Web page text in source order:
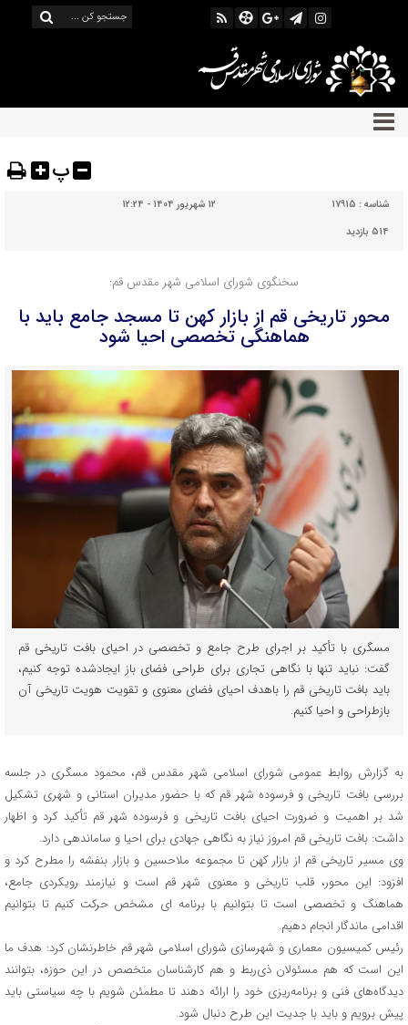
پ
شناسه : 17915
12 شهریور 1404 - 12:24
514 بازدید
سخنگوی شورای اسلامی شهر مقدس قم:
محور تاریخی قم از بازار کهن تا مسجد جامع باید با
هماهنگی تخصصی احیا شود
مسگری با تأکید بر اجرای طرح جامع و تخصصی در احیای بافت تاریخی قم
گفت: نباید تنها با نگاهی تجاری برای طراحی فضای باز ایجادشده توجه کنیم،
باید بافت تاریخی قم را باهدف احیای فضای معنوی و تقویت هویت تاریخی آن
بازطراحی و احیا کنیم.
به گزارش روابط عمومی شورای اسلامی شهر مقدس قم، محمود مسگری در جلسه
بررسی بافت تاریخی و فرسوده شهر قم که با حضور مدیران استانی و شهری تشکیل
شد بر اهمیت و ضرورت احیای بافت تاریخی و فرسوده شهر قم تأکید کرد و اظهار
داشت: بافت تاریخی قم امروز نیاز به نگاهی جهادی برای احیا و ساماندهی دارد.
وی مسیر تاریخی قم از بازار کهن تا مجموعه ملاحسین و بازار بنفشه را مطرح کرد و
افزود: این محور، قلب تاریخی و معنوی شهر قم است و نیازمند رویکردی جامع،
هماهنگ و تخصصی است تا بتوانیم با برنامه ای مشخص حرکت کنیم تا بتوانیم
اقدامی ماندگار انجام دهیم.
رئیس کمیسیون معماری و شهرسازی شورای اسلامی شهر قم خاطرنشان کرد: هدف ما
این است که هم مسئولان ذی‌ربط و هم کارشناسان متخصص در این حوزه، بتوانند
دیدگاه‌های فنی و برنامه‌ریزی خود را ارائه دهند تا مطمئن شویم با چه سیاستی باید
پیش برویم و باید با جدیت این طرح دنبال شود.